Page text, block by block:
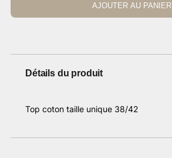
framboise
AJOUTER AU PANIER
Détails du produit
Top coton taille unique 38/42